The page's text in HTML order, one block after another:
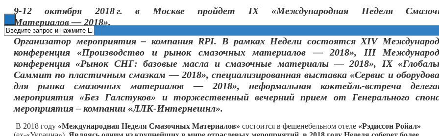
9-12 октября 2018 г. в Москве пройдет IX «Международная Неделя
Материалов — 2018».
Организатор мероприятия – компания RPI. В рамках Недели состоятся XIV
конференция «Производство и рынок смазочных материалов — 2018», III
конференция «Рынок СНГ: базовые масла и смазочные материалы — 2018», IX
Саммит по пластичным смазкам — 2018», специализированная выставка «Сервис и
для рынка смазочных материалов — 2018», неформальная коктейль-встреча
мероприятия «Без Галстуков» и торжественный вечерний прием от Генерального
мероприятия – компании «ЛЛК-Интернешнл».
В 2018 году «Международная Неделя Смазочных Материалов» состоится в фешенебельном отеле «Рэдиссон Ройал»